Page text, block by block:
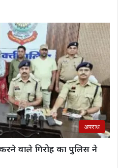
अपराध
वाले गिरोह का पुलिस ने